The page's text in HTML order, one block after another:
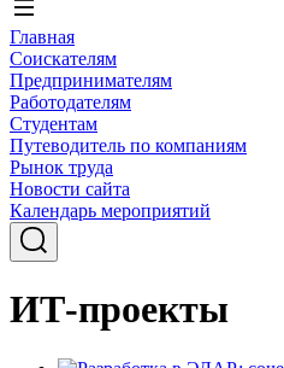
Главная
Соискателям
Предпринимателям
Работодателям
Студентам
Путеводитель по компаниям
Рынок труда
Новости сайта
Календарь мероприятий
ИТ-проекты